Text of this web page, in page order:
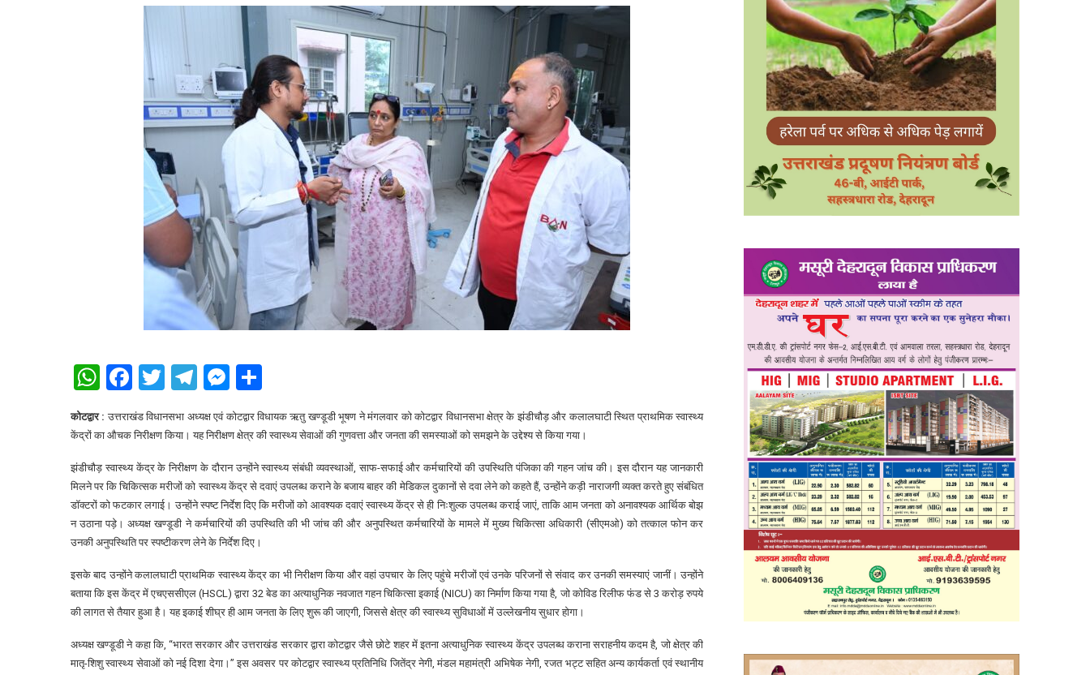
WhatsApp
Facebook
Twitter
Telegram
Messenger
कोटद्वार : उत्तराखंड विधानसभा अध्यक्ष एवं कोटद्वार विधायक ऋतु खण्डूडी भूषण ने मंगलवार को कोटद्वार विधानसभा क्षेत्र के झंडीचौड़ और कलालघाटी स्थित प्राथमिक स्वास्थ्य
केंद्रों का औचक निरीक्षण किया। यह निरीक्षण क्षेत्र की स्वास्थ्य सेवाओं की गुणवत्ता और जनता की समस्याओं को समझने के उद्देश्य से किया गया।
झंडीचौड़ स्वास्थ्य केंद्र के निरीक्षण के दौरान उन्होंने स्वास्थ्य संबंधी व्यवस्थाओं, साफ-सफाई और कर्मचारियों की उपस्थिति पंजिका की गहन जांच की। इस दौरान यह जानकारी
मिलने पर कि चिकित्सक मरीजों को स्वास्थ्य केंद्र से दवाएं उपलब्ध कराने के बजाय बाहर की मेडिकल दुकानों से दवा लेने को कहते हैं, उन्होंने कड़ी नाराजगी व्यक्त करते हुए संबंधित
डॉक्टरों को फटकार लगाई। उन्होंने स्पष्ट निर्देश दिए कि मरीजों को आवश्यक दवाएं स्वास्थ्य केंद्र से ही निःशुल्क उपलब्ध कराई जाएं, ताकि आम जनता को अनावश्यक आर्थिक बोझ
न उठाना पड़े। अध्यक्ष खण्डूडी ने कर्मचारियों की उपस्थिति की भी जांच की और अनुपस्थित कर्मचारियों के मामले में मुख्य चिकित्सा अधिकारी (सीएमओ) को तत्काल फोन कर
उनकी अनुपस्थिति पर स्पष्टीकरण लेने के निर्देश दिए।
इसके बाद उन्होंने कलालघाटी प्राथमिक स्वास्थ्य केंद्र का भी निरीक्षण किया और वहां उपचार के लिए पहुंचे मरीजों एवं उनके परिजनों से संवाद कर उनकी समस्याएं जानीं। उन्होंने
बताया कि इस केंद्र में एचएससीएल (HSCL) द्वारा 32 बेड का अत्याधुनिक नवजात गहन चिकित्सा इकाई (NICU) का निर्माण किया गया है, जो कोविड रिलीफ फंड से 3 करोड़ रुपये
की लागत से तैयार हुआ है। यह इकाई शीघ्र ही आम जनता के लिए शुरू की जाएगी, जिससे क्षेत्र की स्वास्थ्य सुविधाओं में उल्लेखनीय सुधार होगा।
अध्यक्ष खण्डूडी ने कहा कि, “भारत सरकार और उत्तराखंड सरकार द्वारा कोटद्वार जैसे छोटे शहर में इतना अत्याधुनिक स्वास्थ्य केंद्र उपलब्ध कराना सराहनीय कदम है, जो क्षेत्र की
मातृ-शिशु स्वास्थ्य सेवाओं को नई दिशा देगा।” इस अवसर पर कोटद्वार स्वास्थ्य प्रतिनिधि जितेंद्र नेगी, मंडल महामंत्री अभिषेक नेगी, रजत भट्ट सहित अन्य कार्यकर्ता एवं स्थानीय